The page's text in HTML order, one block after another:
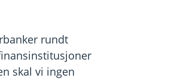
rundt
skal vi ingen